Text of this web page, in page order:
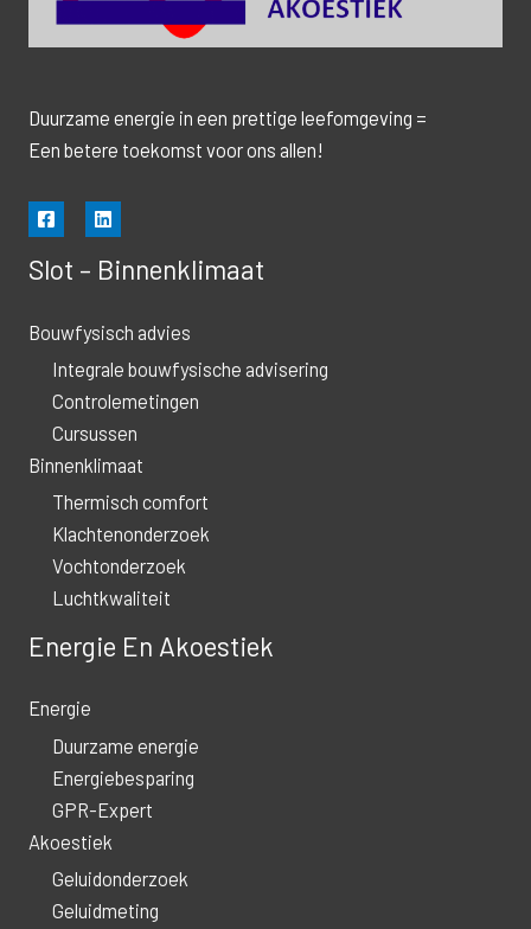
e
:
Duurzame energie in een prettige leefomgeving =
Een betere toekomst voor ons allen!
Slot – Binnenklimaat
Bouwfysisch advies
Integrale bouwfysische advisering
Controlemetingen
Cursussen
Binnenklimaat
Thermisch comfort
Klachtenonderzoek
Vochtonderzoek
Luchtkwaliteit
Energie En Akoestiek
Energie
Duurzame energie
Energiebesparing
GPR-Expert
Akoestiek
Geluidonderzoek
Geluidmeting